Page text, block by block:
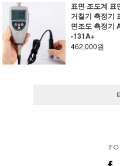
표면 조도계 표
거칠기 측정기
면조도 측정기
-131A+
462,000원